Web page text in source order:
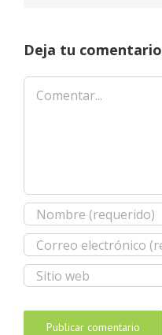
Deja tu comentario
Comentar